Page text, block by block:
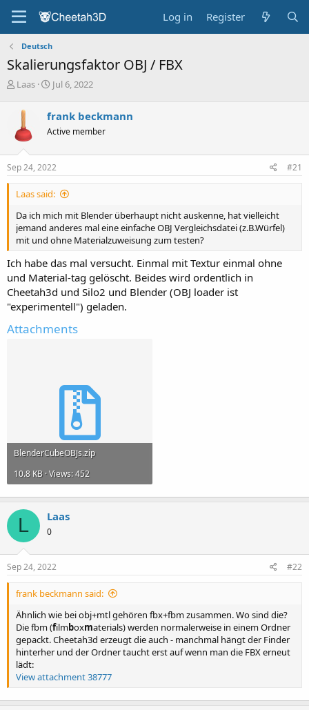
Log in Register
Deutsch
Skalierungsfaktor OBJ / FBX
T
a
d
s
t
r
e
r
Laas
S
r
t
a
t
Jul 6, 2022
frank beckmann
Active member
Sep 24, 2022 #21
Laas said:
Da ich mich mit Blender überhaupt nicht auskenne, hat vielleicht
jemand anderes mal eine einfache OBJ Vergleichsdatei (z.B.Würfel)
mit und ohne Materialzuweisung zum testen?
Ich habe das mal versucht. Einmal mit Textur einmal ohne
und Material-tag gelöscht. Beides wird ordentlich in
Cheetah3d und Silo2 und Blender (OBJ loader ist
"experimentell") geladen.
Attachments
BlenderCubeOBJs.zip
10.8 KB · Views: 452
L Laas
0
Sep 24, 2022 #22
frank beckmann said:
Ähnlich wie bei obj+mtl gehören fbx+fbm zusammen. Wo sind die?
Die fbm (filmboxmaterials) werden normalerweise in einem Ordner
gepackt. Cheetah3d erzeugt die auch - manchmal hängt der Finder
hinterher und der Ordner taucht erst auf wenn man die FBX erneut
lädt:
View attachment 38777